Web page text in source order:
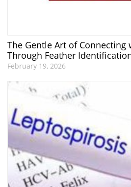
The Gentle Art of Connecting
Through Feather
February 19, 2026